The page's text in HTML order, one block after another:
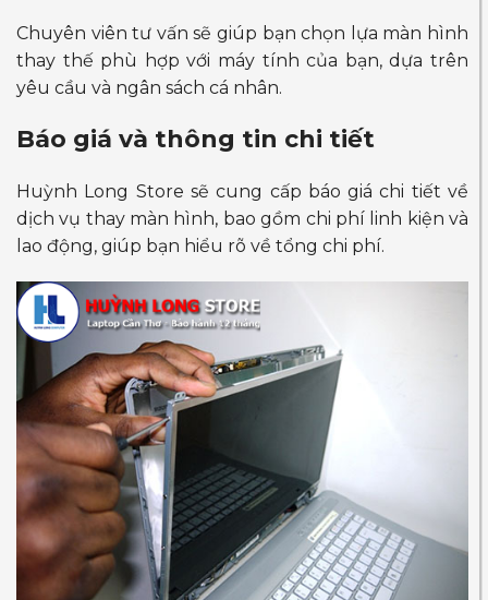
Chuyên viên tư vấn sẽ giúp bạn chọn lựa màn hình
thay thế phù hợp với máy tính của bạn, dựa trên
yêu cầu và ngân sách cá nhân.
Báo giá và thông tin chi tiết
Huỳnh Long Store sẽ cung cấp báo giá chi tiết về
dịch vụ thay màn hình, bao gồm chi phí linh kiện và
lao động, giúp bạn hiểu rõ về tổng chi phí.